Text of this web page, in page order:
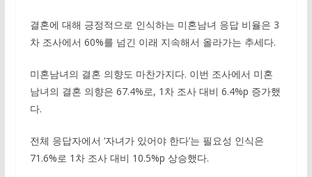
결혼에 대해 긍정적으로 인식하는 미혼남녀 응답 비율은 3
차 조사에서 60%를 넘긴 이래 지속해서 올라가는 추세다.
미혼남녀의 결혼 의향도 마찬가지다. 이번 조사에서 미혼
남녀의 결혼 의향은 67.4%로, 1차 조사 대비 6.4%p 증가했
다.
전체 응답자에서 ‘자녀가 있어야 한다’는 필요성 인식은
71.6%로 1차 조사 대비 10.5%p 상승했다.